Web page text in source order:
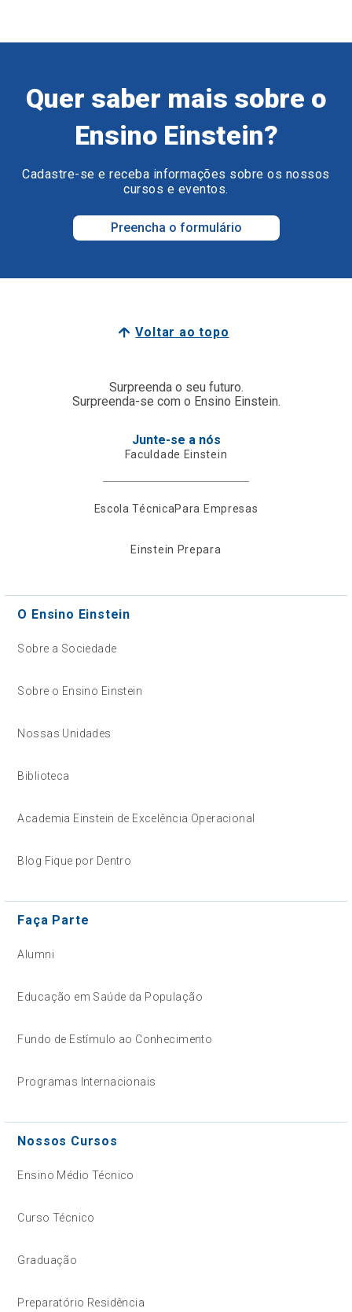
Quer saber mais sobre o
Ensino Einstein?
Cadastre-se e receba informações sobre os nossos
cursos e eventos.
Preencha o formulário
Voltar ao topo
Surpreenda o seu futuro.
Surpreenda-se com o Ensino Einstein.
Junte-se a nós
Faculdade Einstein
Escola TécnicaPara Empresas
Einstein Prepara
O Ensino Einstein
Sobre a Sociedade
Sobre o Ensino Einstein
Nossas Unidades
Biblioteca
Academia Einstein de Excelência Operacional
Blog Fique por Dentro
Faça Parte
Alumni
Educação em Saúde da População
Fundo de Estímulo ao Conhecimento
Programas Internacionais
Nossos Cursos
Ensino Médio Técnico
Curso Técnico
Graduação
Preparatório Residência